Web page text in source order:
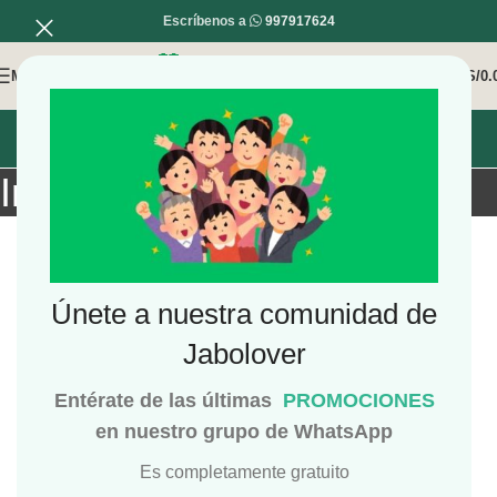
Únete a nuestra comunidad de
Jabolover
Entérate de las últimas PROMOCIONES
en nuestro grupo de WhatsApp
Es completamente gratuito
Escríbenos a 997917624
MENÚ S/
INICIO MI COMPRA MI CUENTA
Información de Ortiga